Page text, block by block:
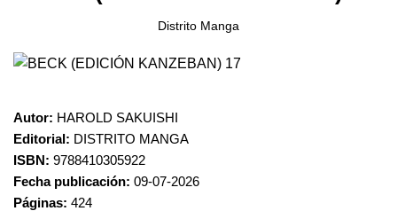
Distrito Manga
Autor: HAROLD SAKUISHI
Editorial: DISTRITO MANGA
ISBN: 9788410305922
Fecha publicación: 09-07-2026
Páginas: 424